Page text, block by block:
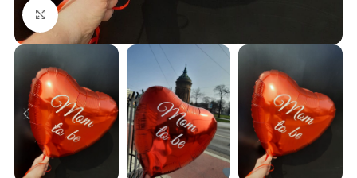
Klick zum Vergrößern